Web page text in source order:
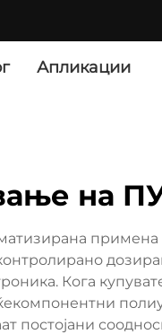
Апликации
на
Кога